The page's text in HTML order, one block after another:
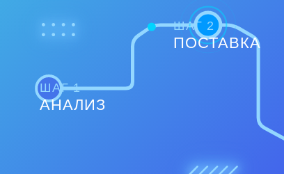
ШАГ 1
АНАЛИЗ
ШАГ 2
ПОСТАВКА